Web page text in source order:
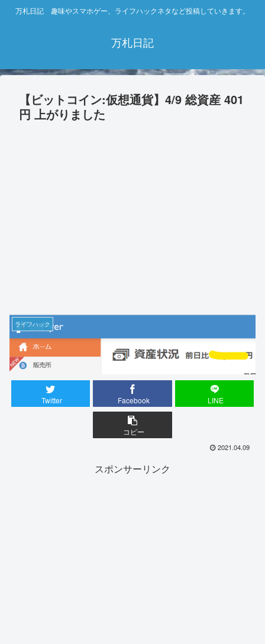
万札日記 趣味やスマホゲー、ライフハックネタなど投稿していきます。
万札日記
【ビットコイン:仮想通貨】4/9 総資産 401
円 上がりました
ライフハック
Twitter Facebook LINE
コピー
2021.04.09
スポンサーリンク